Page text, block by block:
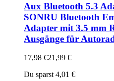
Aux Bluetooth 5.3
SONRU Bluetooth
Adapter mit 3.5 mm
Ausgänge für
17,98 €21,99 €
Du sparst 4,01 €